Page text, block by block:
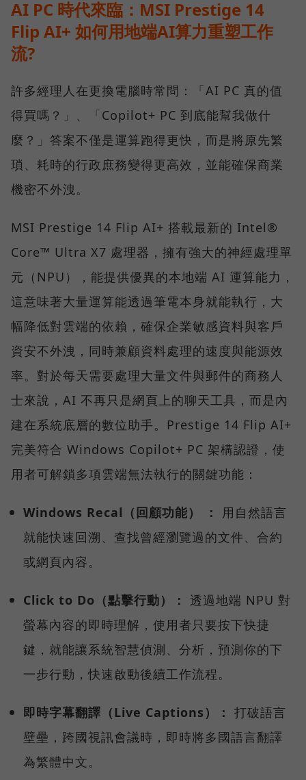
AI PC 時代來臨：MSI Prestige 14
Flip AI+ 如何用地端AI算力重塑工作
流?
許多經理人在更換電腦時常問：「AI PC 真的值
得買嗎？」、「Copilot+ PC 到底能幫我做什
麼？」答案不僅是運算跑得更快，而是將原先繁
瑣、耗時的行政庶務變得更高效，並能確保商業
機密不外洩。
MSI Prestige 14 Flip AI+ 搭載最新的 Intel®
Core™ Ultra X7 處理器，擁有強大的神經處理單
元（NPU），能提供優異的本地端 AI 運算能力，
這意味著大量運算能透過筆電本身就能執行，大
幅降低對雲端的依賴，確保企業敏感資料與客戶
資安不外洩，同時兼顧資料處理的速度與能源效
率。對於每天需要處理大量文件與郵件的商務人
士來說，AI 不再只是網頁上的聊天工具，而是內
建在系統底層的數位助手。Prestige 14 Flip AI+
完美符合 Windows Copilot+ PC 架構認證，使
用者可解鎖多項雲端無法執行的關鍵功能：
Windows Recal（回顧功能） ：
用自然語言
就能快速回溯、查找曾經瀏覽過的文件、合約
或網頁內容。
Click to Do（點擊行動）： 透過地端 NPU 對
螢幕內容的即時理解，使用者只要按下快捷
鍵，就能讓系統智慧偵測、分析，預測你的下
一步行動，快速啟動後續工作流程。
即時字幕翻譯（Live Captions）： 打破語言
壁壘，跨國視訊會議時，即時將多國語言翻譯
為繁體中文。